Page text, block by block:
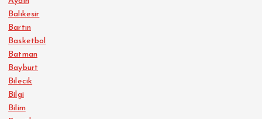
Balıkesir
Bartın
Basketbol
Batman
Bayburt
Bilecik
Bilgi
Bilim